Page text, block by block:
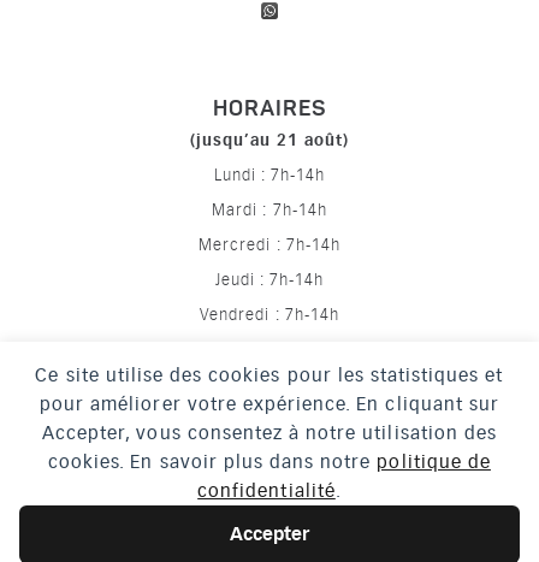
Ce site utilise des cookies pour les statistiques et
pour améliorer votre expérience. En cliquant sur
Accepter, vous consentez à notre utilisation des
cookies. En savoir plus dans notre politique de
confidentialité.
Accepter
HORAIRES
(jusqu’au 21 août)
Lundi : 7h-14h
Mardi : 7h-14h
Mercredi : 7h-14h
Jeudi : 7h-14h
Vendredi : 7h-14h
Mentions légales
Politique de confidentialité
Crédits
Accessibilité